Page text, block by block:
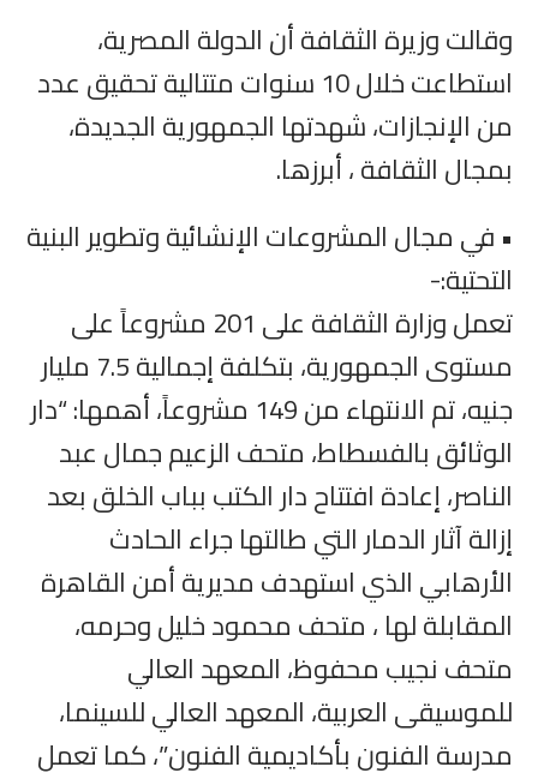
وقالت وزيرة الثقافة أن الدولة المصرية،
استطاعت خلال 10 سنوات متتالية تحقيق عدد
من الإنجازات، شهدتها الجمهورية الجديدة،
بمجال الثقافة ، أبرزها.
• في مجال المشروعات الإنشائية وتطوير البنية
التحتية:-
تعمل وزارة الثقافة على 201 مشروعاً على
مستوى الجمهورية، بتكلفة إجمالية 7.5 مليار
جنيه، تم الانتهاء من 149 مشروعاً، أهمها: “دار
الوثائق بالفسطاط، متحف الزعيم جمال عبد
الناصر، إعادة افتتاح دار الكتب بباب الخلق بعد
إزالة آثار الدمار التي طالتها جراء الحادث
الأرهابي الذي استهدف مديرية أمن القاهرة
المقابلة لها ، متحف محمود خليل وحرمه،
متحف نجيب محفوظ، المعهد العالي
للموسيقى العربية، المعهد العالي للسينما،
مدرسة الفنون بأكاديمية الفنون”، كما تعمل